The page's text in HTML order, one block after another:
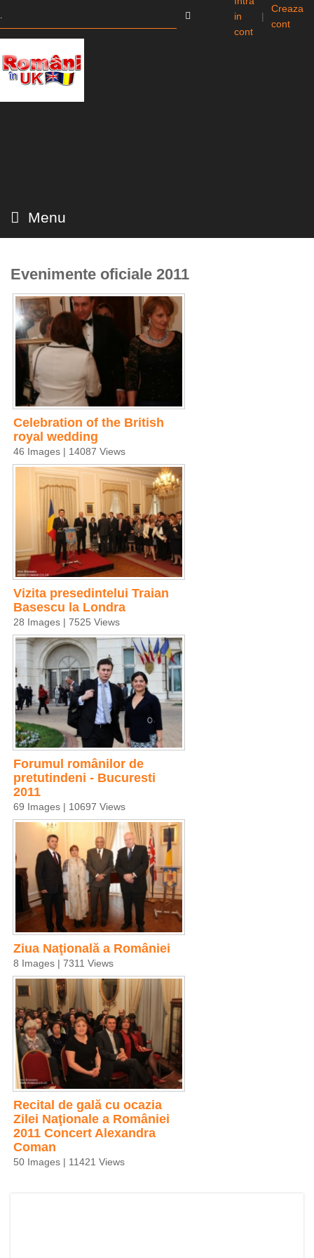
in
cont
|
Creaza
cont
Menu
Evenimente oficiale 2011
Celebration of the British
royal wedding
46 Images | 14087 Views
Vizita presedintelui Traian
Basescu la Londra
28 Images | 7525 Views
Forumul românilor de
pretutindeni - Bucuresti
2011
69 Images | 10697 Views
Ziua Naţională a României
8 Images | 7311 Views
Recital de gală cu ocazia
Zilei Naţionale a României
2011 Concert Alexandra
Coman
50 Images | 11421 Views